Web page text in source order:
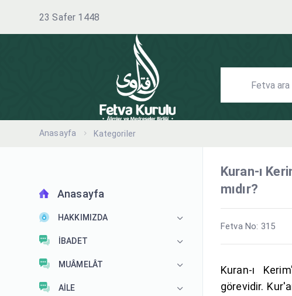
23 Safer 1448
Anasayfa Kategoriler
Anasayfa
HAKKIMIZDA
İBADET
MUÂMELÂT
AİLE
Kuran-ı
mıdır?
Fetva No: 315
Kuran-ı
görevidir.